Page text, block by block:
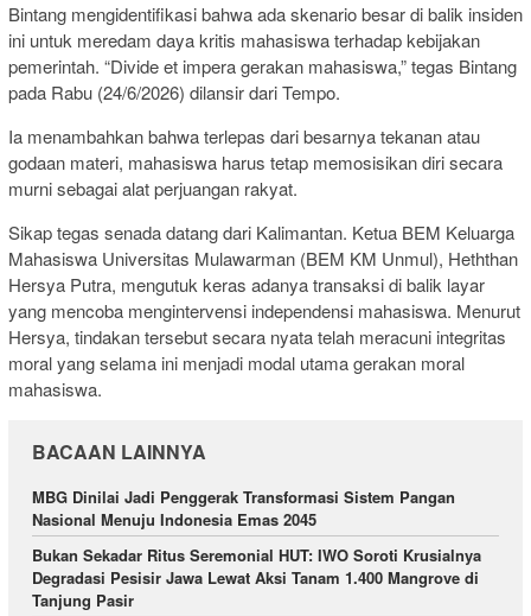
Bintang mengidentifikasi bahwa ada skenario besar di balik insiden
ini untuk meredam daya kritis mahasiswa terhadap kebijakan
pemerintah. “Divide et impera gerakan mahasiswa,” tegas Bintang
pada Rabu (24/6/2026) dilansir dari Tempo.
Ia menambahkan bahwa terlepas dari besarnya tekanan atau
godaan materi, mahasiswa harus tetap memosisikan diri secara
murni sebagai alat perjuangan rakyat.
Sikap tegas senada datang dari Kalimantan. Ketua BEM Keluarga
Mahasiswa Universitas Mulawarman (BEM KM Unmul), Heththan
Hersya Putra, mengutuk keras adanya transaksi di balik layar
yang mencoba mengintervensi independensi mahasiswa. Menurut
Hersya, tindakan tersebut secara nyata telah meracuni integritas
moral yang selama ini menjadi modal utama gerakan moral
mahasiswa.
BACAAN LAINNYA
MBG Dinilai Jadi Penggerak Transformasi Sistem Pangan
Nasional Menuju Indonesia Emas 2045
Bukan Sekadar Ritus Seremonial HUT: IWO Soroti Krusialnya
Degradasi Pesisir Jawa Lewat Aksi Tanam 1.400 Mangrove di
Tanjung Pasir